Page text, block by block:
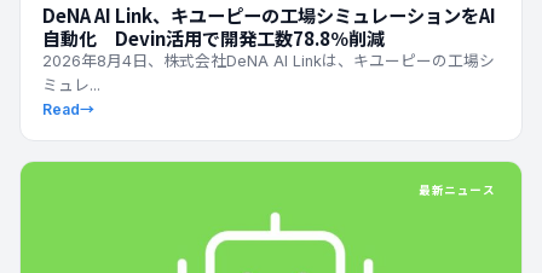
DeNA AI Link、キユーピーの工場シミュレーションをAI
自動化 Devin活用で開発工数78.8％削減
2026年8月4日、株式会社DeNA AI Linkは、キユーピーの工場シ
ミュレ...
Read→
最新ニュース